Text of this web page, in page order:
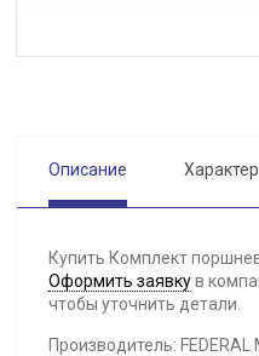
Описание
Купить Комплект
Оформить заявкув
чтобы уточнить детали.
Производитель: FEDERAL